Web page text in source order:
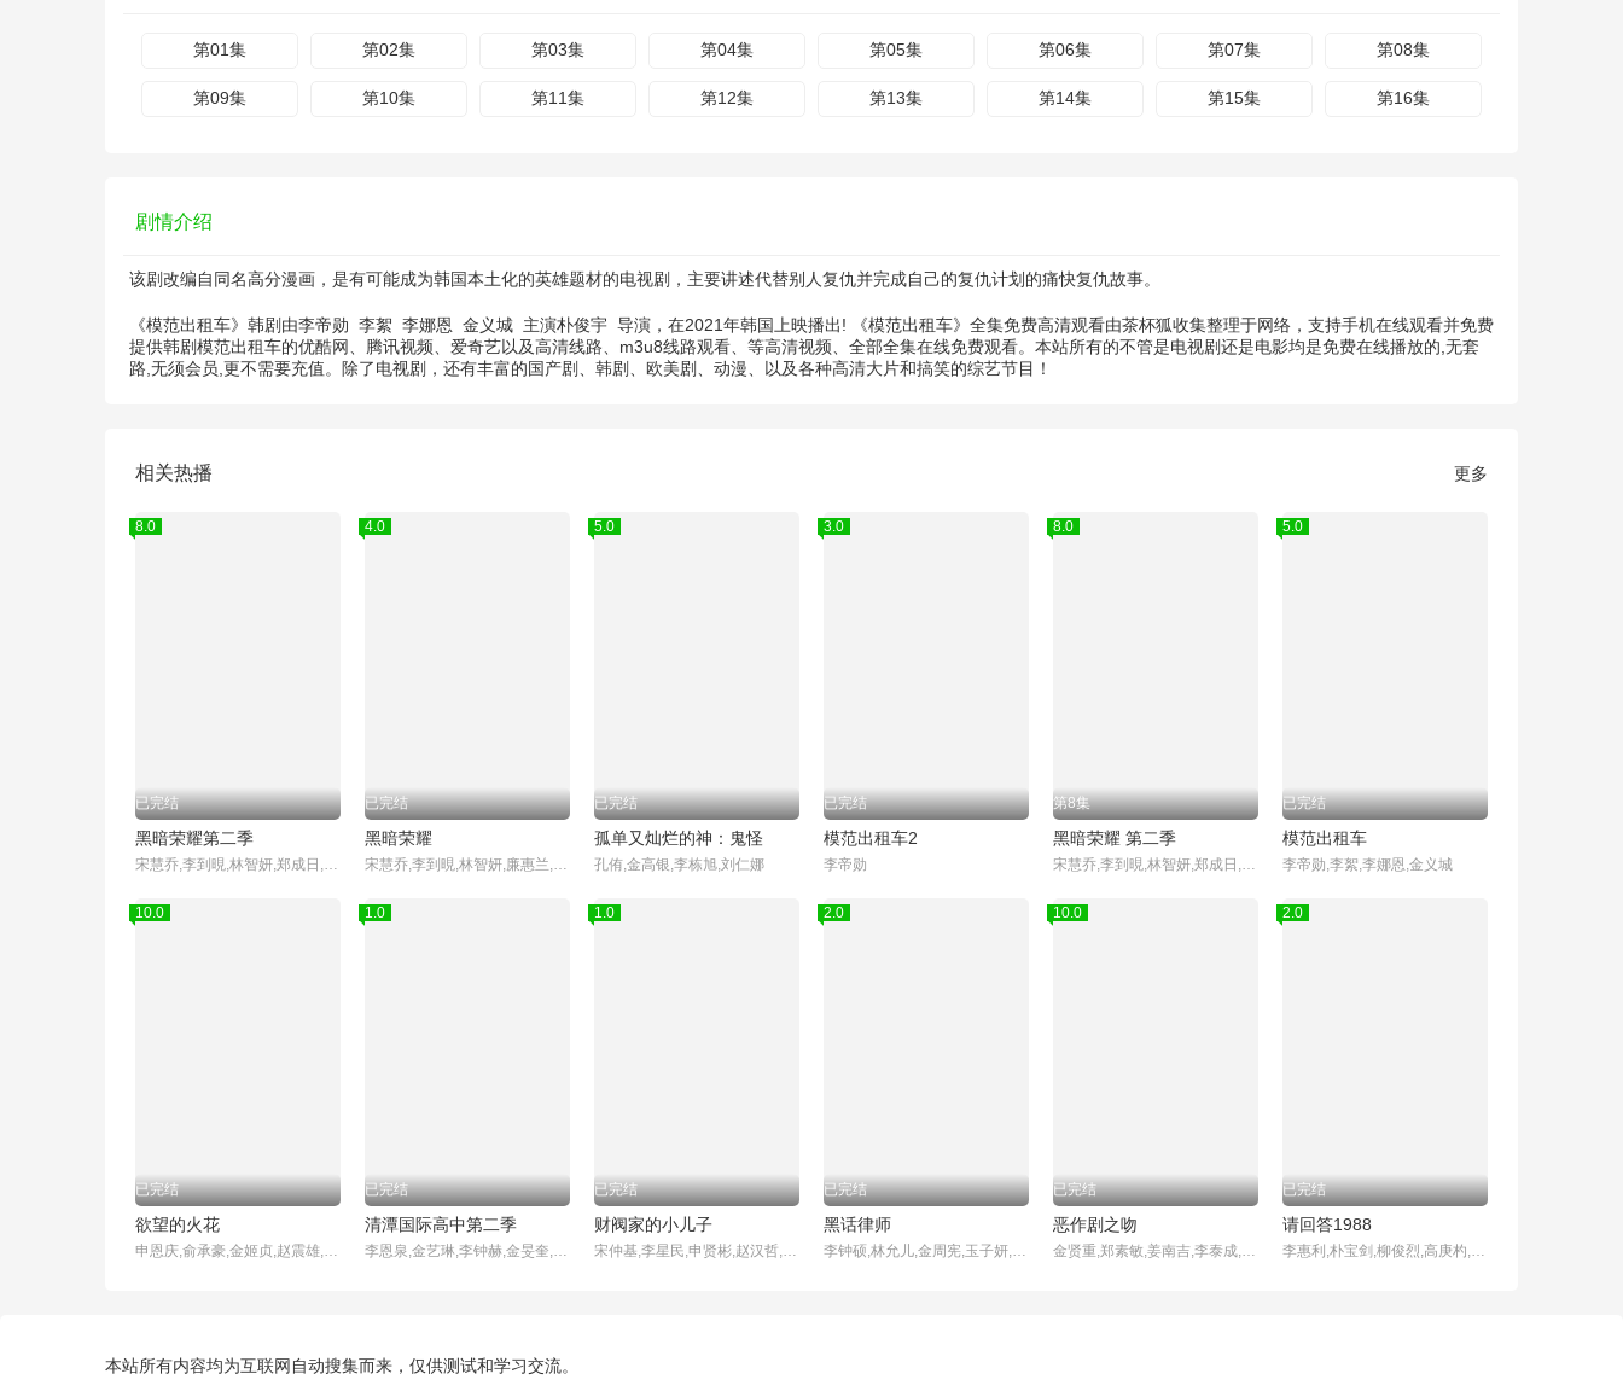
第01集 第02集 第03集 第04集 第05集 第06集 第07集 第08集
第09集 第10集 第11集 第12集 第13集 第14集 第15集 第16集
剧情介绍
该剧改编自同名高分漫画，是有可能成为韩国本土化的英雄题材的电视剧，主要讲述代替别人复仇并完成自己的复仇计划的痛快复仇故事。
《模范出租车》韩剧由李帝勋 李絮 李娜恩 金义城 主演朴俊宇 导演，在2021年韩国上映播出! 《模范出租车》全集免费高清观看由茶杯狐收集整理于网络，支持手机在线观看并免费
提供韩剧模范出租车的优酷网、腾讯视频、爱奇艺以及高清线路、m3u8线路观看、等高清视频、全部全集在线免费观看。本站所有的不管是电视剧还是电影均是免费在线播放的,无套
路,无须会员,更不需要充值。除了电视剧，还有丰富的国产剧、韩剧、欧美剧、动漫、以及各种高清大片和搞笑的综艺节目！
相关热播 更多
8.0
已完结
黑暗荣耀第二季
宋慧乔,李到晛,林智妍,郑成日,廉惠兰,朴成焄,金赫拉,车珠英,郑知晓,辛睿恩
4.0
已完结
黑暗荣耀
宋慧乔,李到晛,林智妍,廉惠兰,朴成焄,郑星一,金赫拉,车珠英,金建右
5.0
已完结
孤单又灿烂的神：鬼怪
孔侑,金高银,李栋旭,刘仁娜
3.0
已完结
模范出租车2
李帝勋
8.0
第8集
黑暗荣耀 第二季
宋慧乔,李到晛,林智妍,郑成日,廉惠兰,朴成焄,金赫拉,车珠英,郑知晓,辛睿恩
5.0
已完结
模范出租车
李帝勋,李絮,李娜恩,金义城
10.0
已完结
欲望的火花
申恩庆,俞承豪,金姬贞,赵震雄,徐雨,赵敏基,李顺载,白日燮,李孝春,金炳基,李甫姫,赵成夏
1.0
已完结
清潭国际高中第二季
李恩泉,金艺琳,李钟赫,金旻奎,원규빈,张德洙,박시우,张宋允
1.0
已完结
财阀家的小儿子
宋仲基,李星民,申贤彬,赵汉哲,金贞兰,朴智炫,姜基栋,金南熙,黄美英,金英在,姜吉宇
2.0
已完结
黑话律师
李钟硕,林允儿,金周宪,玉子妍,杨景元,郭东延,吴义植,李宥俊
10.0
已完结
恶作剧之吻
金贤重,郑素敏,姜南吉,李泰成,尹胜雅
2.0
已完结
请回答1988
李惠利,朴宝剑,柳俊烈,高庚杓,成东日,李一花,金成钧,罗美兰,李美妍,金善映,安在洪
本站所有内容均为互联网自动搜集而来，仅供测试和学习交流。